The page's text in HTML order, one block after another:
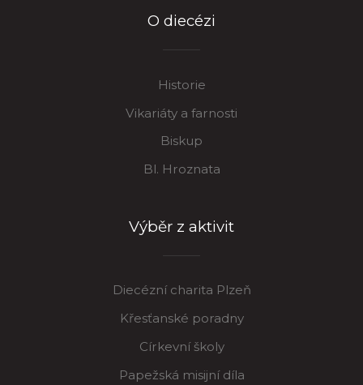
O diecézi
Historie
Vikariáty a farnosti
Biskup
Bl. Hroznata
Výběr z aktivit
Diecézní charita Plzeň
Křesťanské poradny
Církevní školy
Papežská misijní díla